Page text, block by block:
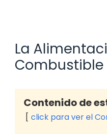
La
Combustible
Contenido de
click para ver el